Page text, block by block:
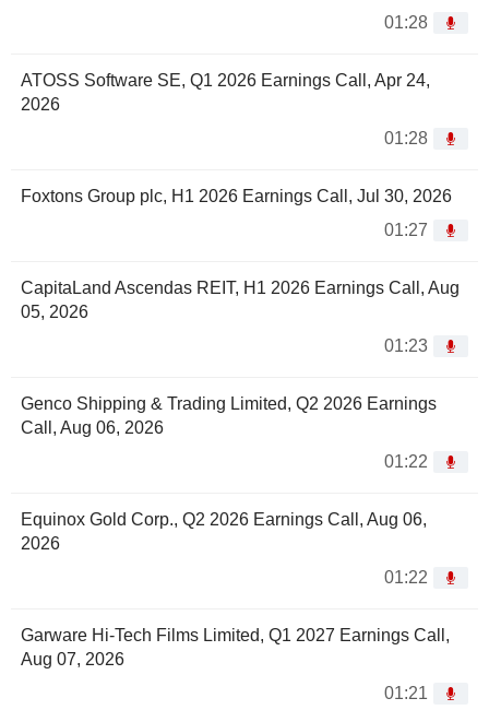
01:28
ATOSS Software SE, Q1 2026 Earnings Call, Apr 24,
2026
01:28
Foxtons Group plc, H1 2026 Earnings Call, Jul 30, 2026
01:27
CapitaLand Ascendas REIT, H1 2026 Earnings Call, Aug
05, 2026
01:23
Genco Shipping & Trading Limited, Q2 2026 Earnings
Call, Aug 06, 2026
01:22
Equinox Gold Corp., Q2 2026 Earnings Call, Aug 06,
2026
01:22
Garware Hi-Tech Films Limited, Q1 2027 Earnings Call,
Aug 07, 2026
01:21